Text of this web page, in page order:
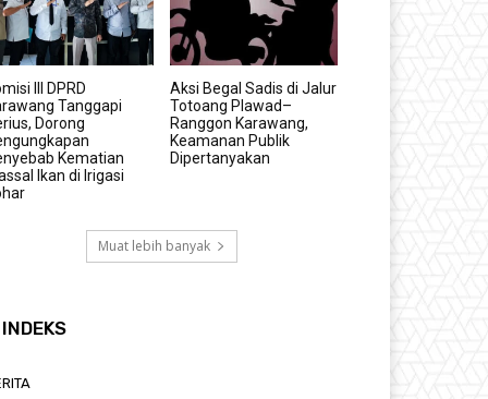
III DPRD
Tanggapi
Dorong
Kematian
Ikan di Irigasi
Aksi Begal Sadis di Jalur
Totoang Plawad–
Ranggon Karawang,
Keamanan Publik
Dipertanyakan
Muat lebih banyak
INDEKS